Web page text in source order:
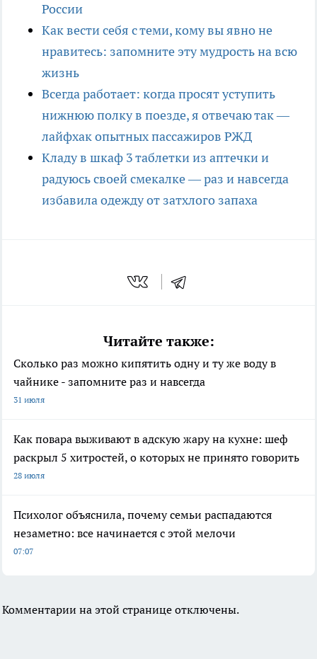
России
Как вести себя с теми, кому вы явно не
нравитесь: запомните эту мудрость на всю
жизнь
Всегда работает: когда просят уступить
нижнюю полку в поезде, я отвечаю так —
лайфхак опытных пассажиров РЖД
Кладу в шкаф 3 таблетки из аптечки и
радуюсь своей смекалке — раз и навсегда
избавила одежду от затхлого запаха
Читайте также:
Сколько раз можно кипятить одну и ту же воду в
чайнике - запомните раз и навсегда
31 июля
Как повара выживают в адскую жару на кухне: шеф
раскрыл 5 хитростей, о которых не принято говорить
28 июля
Психолог объяснила, почему семьи распадаются
незаметно: все начинается с этой мелочи
07:07
Комментарии на этой странице отключены.